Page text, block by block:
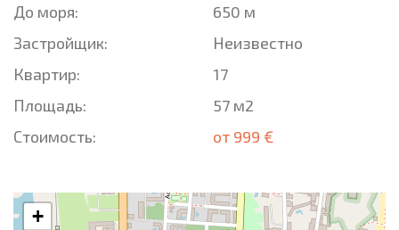
До моря:
650 м
Застройщик:
Неизвестно
Квартир:
17
Площадь:
57 м2
Стоимость:
от 999 €
+